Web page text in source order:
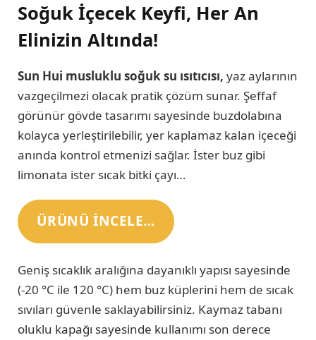
Soğuk İçecek Keyfi, Her An
Elinizin Altında!
Sun Hui musluklu soğuk su ısıtıcısı, yaz aylarının
vazgeçilmezi olacak pratik çözüm sunar. Şeffaf
görünür gövde tasarımı sayesinde buzdolabına
kolayca yerleştirilebilir, yer kaplamaz kalan içeceği
anında kontrol etmenizi sağlar. İster buz gibi
limonata ister sıcak bitki çayı…
ÜRÜNÜ INCELE…
Geniş sıcaklık aralığına dayanıklı yapısı sayesinde
(-20 °C ile 120 °C) hem buz küplerini hem de sıcak
sıvıları güvenle saklayabilirsiniz. Kaymaz tabanı
oluklu kapağı sayesinde kullanımı son derece